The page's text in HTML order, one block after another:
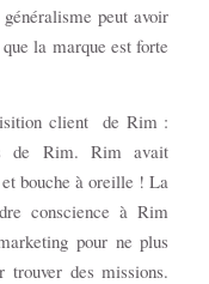
peut avoir
la marque est forte
client de Rim :
de Rim. Rim avait
bouche à oreille ! La
conscience à Rim
pour ne plus
trouver des missions.